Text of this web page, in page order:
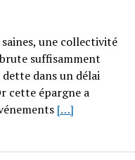
une collectivité
suffisamment
dans un délai
cette épargne a
[…]